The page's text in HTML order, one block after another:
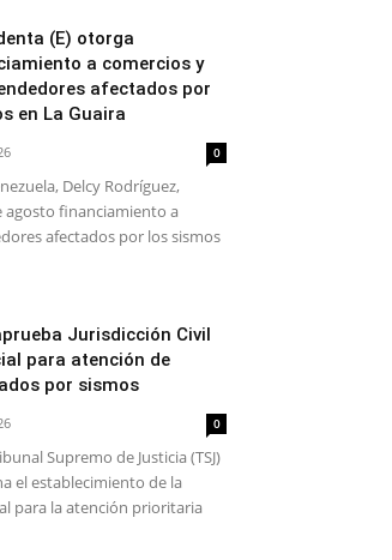
(E) otorga
a comercios y
afectados por
en La Guaira
0
Delcy Rodríguez,
agosto financiamiento a
afectados por los sismos
Jurisdicción Civil
para atención de
por sismos
0
Supremo de Justicia (TSJ)
el establecimiento de la
para la atención prioritaria